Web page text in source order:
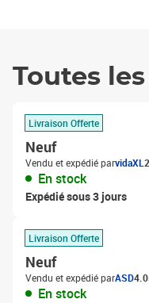
Toutes
Livraison Offerte
Neuf
Vendu et expédié parvidaXL
En stock
Expédié sous 3 jours
Livraison Offerte
Neuf
Vendu et expédié parASD
En stock